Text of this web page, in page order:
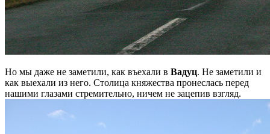
Но мы даже не заметили, как въехали в Вадуц. Не заметили и
как выехали из него. Столица княжества пронеслась перед
нашими глазами стремительно, ничем не зацепив взгляд.